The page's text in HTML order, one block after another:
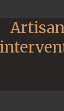
Artisan